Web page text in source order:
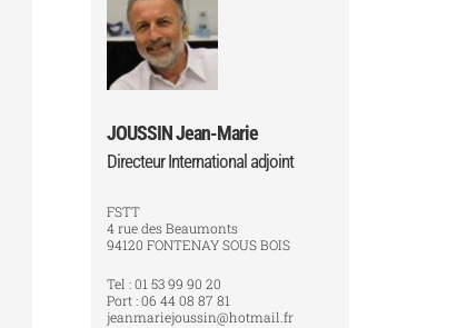
JOUSSIN Jean-Marie
Directeur International adjoint
FSTT
4 rue des Beaumonts
94120 FONTENAY SOUS BOIS
Tel : 01 53 99 90 20
Port : 06 44 08 87 81
jeanmariejoussin@hotmail.fr